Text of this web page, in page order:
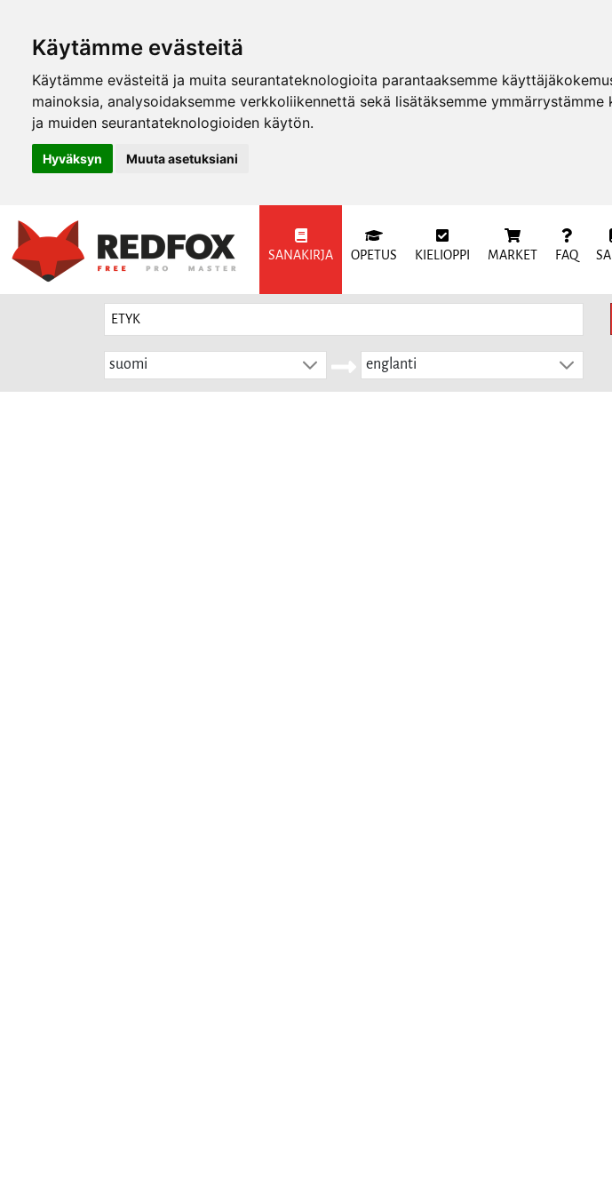
Käytämme evästeitä
Käytämme evästeitä ja muita seurantateknologioita parantaaksemme
mainoksia, analysoidaksemme verkkoliikennettä sekä lisätäksemme
ja muiden seurantateknologioiden käytön.
Hyväksyn Muuta asetuksiani
SANAKIRJA OPETUS KIELIOPPI MARKET FAQ
suomi englanti